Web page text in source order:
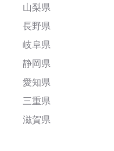
山梨県
長野県
岐阜県
静岡県
愛知県
三重県
滋賀県